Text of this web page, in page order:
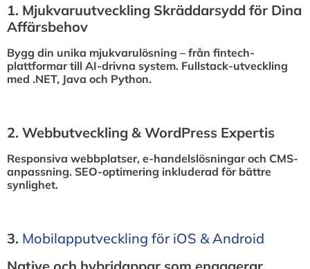
1.⁠ ⁠Mjukvaruutveckling Skräddarsydd för Dina
Affärsbehov
Bygg din unika mjukvarulösning – från fintech-
plattformar till AI-drivna system. Fullstack-utveckling
med .NET, Java och Python.
2.⁠ ⁠Webbutveckling & WordPress Expertis
Responsiva webbplatser, e-handelslösningar och CMS-
anpassning. SEO-optimering inkluderad för bättre
synlighet.
3.⁠ ⁠Mobilapputveckling för iOS & Android
Native och hybridappar som engagerar